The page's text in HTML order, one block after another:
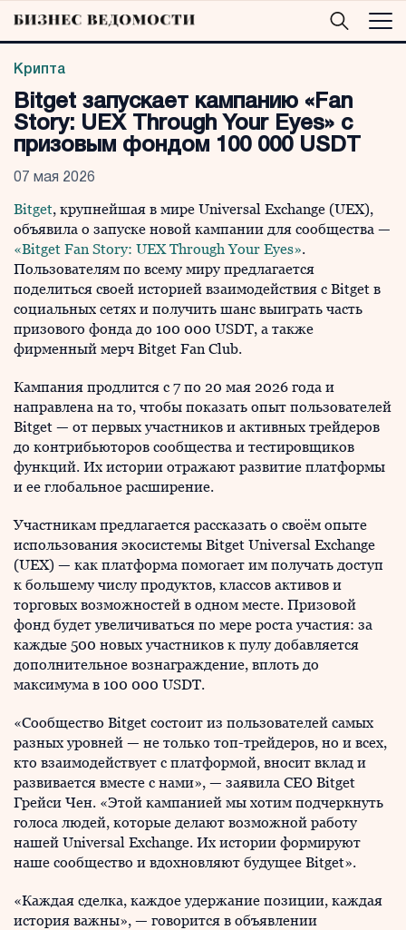
Крипта
Bitget запускает кампанию «Fan
Story: UEX Through Your Eyes» с
призовым фондом 100 000 USDT
07 мая 2026
Bitget, крупнейшая в мире Universal Exchange (UEX),
объявила о запуске новой кампании для сообщества —
«Bitget Fan Story: UEX Through Your Eyes».
Пользователям по всему миру предлагается
поделиться своей историей взаимодействия с Bitget в
социальных сетях и получить шанс выиграть часть
призового фонда до 100 000 USDT, а также
фирменный мерч Bitget Fan Club.
Кампания продлится с 7 по 20 мая 2026 года и
направлена на то, чтобы показать опыт пользователей
Bitget — от первых участников и активных трейдеров
до контрибьюторов сообщества и тестировщиков
функций. Их истории отражают развитие платформы
и ее глобальное расширение.
Участникам предлагается рассказать о своём опыте
использования экосистемы Bitget Universal Exchange
(UEX) — как платформа помогает им получать доступ
к большему числу продуктов, классов активов и
торговых возможностей в одном месте. Призовой
фонд будет увеличиваться по мере роста участия: за
каждые 500 новых участников к пулу добавляется
дополнительное вознаграждение, вплоть до
максимума в 100 000 USDT.
«Сообщество Bitget состоит из пользователей самых
разных уровней — не только топ-трейдеров, но и всех,
кто взаимодействует с платформой, вносит вклад и
развивается вместе с нами», — заявила CEO Bitget
Грейси Чен. «Этой кампанией мы хотим подчеркнуть
голоса людей, которые делают возможной работу
нашей Universal Exchange. Их истории формируют
наше сообщество и вдохновляют будущее Bitget».
«Каждая сделка, каждое удержание позиции, каждая
история важны», — говорится в объявлении